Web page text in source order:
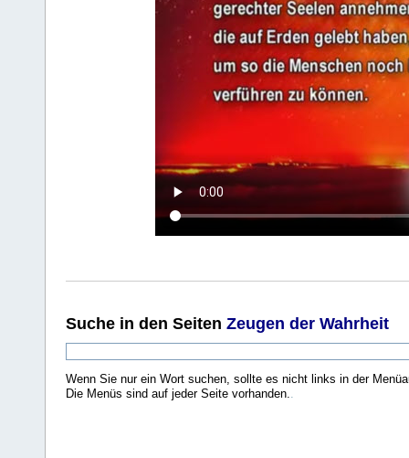
Suche in den Seiten Zeugen der Wahrheit
Wenn Sie nur ein Wort suchen, sollte es nicht links in der
Die Menüs sind auf jeder Seite vorhanden.